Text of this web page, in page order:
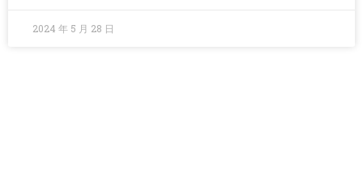
2024 年 5 月 28 日